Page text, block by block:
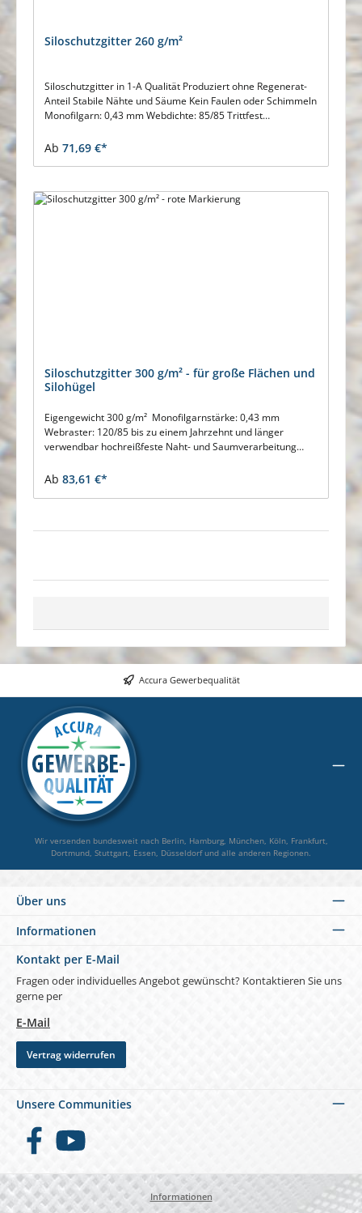
Siloschutzgitter 260 g/m²
Siloschutzgitter in 1-A Qualität Produziert ohne Regenerat-
Anteil Stabile Nähte und Säume Kein Faulen oder Schimmeln
Monofilgarn: 0,43 mm Webdichte: 85/85 Trittfest
und länger Auf Anfrage erstellen wir Ihnen gerne ein
Ab 71,69 €*
Siloschutzgitter 300 g/m² - für große Flächen und
Silohügel
Eigengewicht 300 g/m² Monofilgarnstärke: 0,43 mm
Webraster: 120/85 bis zu einem Jahrzehnt und länger
verwendbar hochreißfeste Naht- und Saumverarbeitung
Verrottungsbeständig, Schimmelresistent für große
Ab 83,61 €*
Accura Gewerbequalität
Wir versenden bundesweit nach Berlin, Hamburg, München, Köln, Frankfurt,
Dortmund, Stuttgart, Essen, Düsseldorf und alle anderen Regionen.
Über uns
Informationen
Kontakt per E-Mail
Fragen oder individuelles Angebot gewünscht? Kontaktieren Sie uns
gerne per
E-Mail
Vertrag widerrufen
Unsere Communities
FacebookYouTube
Informationen